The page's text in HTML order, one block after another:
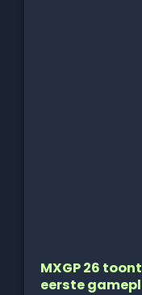
MXGP 26
eerste